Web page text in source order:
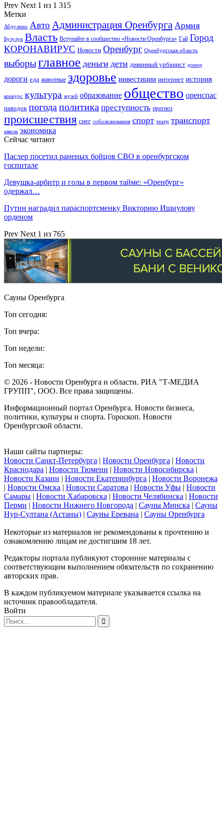
Prev Next 1 из 1 315
Метки
Абдулино Авто Администрация Оренбурга Армия
Бузулук Власть Вступайте в сообщество «Новости Оренбурга» Гай Город
КОРОНАВИРУС Новости Оренбург Оренбургская область
выборыглавное деньги дети диванный урбанист донор
дороги еда животные здоровье инвестиции интернет история
конкурс культура музей образование общество оренспас
паводок погода политика преступность прогноз
происшествия снег соболезнования спорт театр транспорт
школа экономика
Сейчас читают
Паслер посетил раненых бойцов СВО в оренбургском
госпитале
Девушка-арбитр и голы в первом тайме: «Оренбург»
одержал…
Путин наградил параспортсменку Викторию Ищиулову
орденом
Prev Next 1 из 765
Сауны Оренбурга
Топ сегодня:
Топ вчера:
Топ недели:
Топ месяца:
© 2026 - Новости Оренбурга и области. РИА "Т-МЕДИА
ГРУПП", ООО. Все права защищены.
Информационный портал Оренбурга. Новости бизнеса,
политики, культуры и спорта. Гороскоп. Новости
Оренбургской области.
Наши сайты партнеры:
Новости Санкт-Петербурга | Новости Оренбурга | Новости
Краснодара | Новости Тюмени | Новости Новосибирска |
Новости Казани | Новости Екатеринбурга | Новости Воронежа
| Новости Омска | Новости Саратова | Новости Уфы | Новости
Самары | Новости Хабаровска | Новости Челябинска | Новости
Перми | Новости Нижнего Новгорода | Сауны Минска | Сауны
Нур-Султана (Астаны) | Сауны Еревана | Сауны Оренбурга
Некоторые из материалов не рекомендованы к прочтению и
ознакомлению лицам не достигшим 18 лет.
Редакторы портала публикуют сторонние материалы с
соответствующим выполнением обязательств по сохранению
авторских прав.
В каждом публикуемом материале указывается ссылка на
источник правообладателя.
Войти